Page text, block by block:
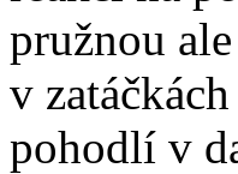
pružnou
v
pohodlí v